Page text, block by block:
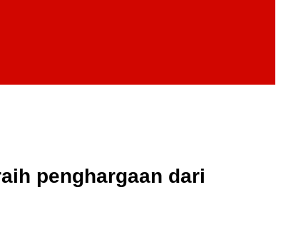
penghargaan dari